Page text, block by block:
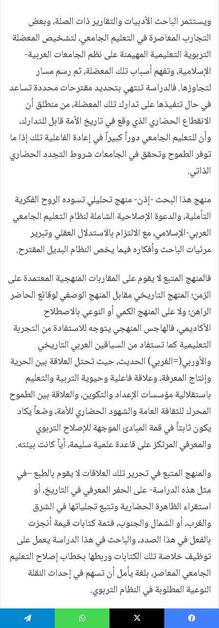
ويستثمر الباحث الأدبيات والتقارير ذات الصلة، وبعض
التجارب المعاصرة في التعليم الجامعي، لتشخيص المعضلة
التربوية التعليمية المهيمنة على نظم الجامعات العربية-
الإسلامية، وتفهم أسباب تلك المعضلة، ثم رسم مسار
لتجاوزها. فالدراسة تنتهي بتحديد مقترحات محددة تساعد
في حال تنفيذها على تدارك تلك المعضلة، من منطلق أن
الانقطاع الحضاري الذي وقع في تاريخ الأمة قابل للتدارك،
وأن للتعليم الجامعي دوراً كبيراً في إعادة الفاعلية تلك إذا ما
توفر الطموح وتحقق في الجامعات شروط التجدد الحضاري
الذاتي.
منهج هذا البحث -إذن- منهج تحليلي تسوده الروح الفكرية
التأملية، والدعوة الإصلاحية الشاملة لنظام التعليم الجامعي
العربي-الإسلامي، مع الالتزام بالاستدلال العقلي وتبرير
مرئيات الباحث وأفكاره فيما يخص النظام البديل المقترح.
فالمنهج المتبع لا يقوم على المقاربات المنهجية المعتمدة على
الزمن؛ المنهج التاريخي مقابل المنهج الوصفي لوقائع الحاضر
الراهن؛ ولا على المنهج الكمي أو النوعي بالاصطلاح
الأكاديمي، فالهاجس المنهجي يتوجه للاستفادة من التجربة
التعليمية كما تستفاد من السياقين العربي التاريخي
والأوربي(=الغربي) الحديث، حيث تحتل العلاقة بين الحرية
وإنتاج المعرفة، وعلاقة فاعلية وحيوية التربية والتعليم
باستقلالية مؤسسات الإعداد والتكوين، والعلاقة بين الطموح
المحرك للثقافة العامة والشهود الحضاري للأمة، وضعاً يكاد
يكون ثابتاً في قمة المبادئ الموجهة للإصلاح التربوي
والمعرفي المرتكز على قاعدة علمية سليمة، أياً كانت بيئته.
والمنهج المتبع في تحرير تلك العلاقات لا يقوم بالطبع –في
مثل هذه الدراسة- على الحفر المعرفي في التاريخ، أو
استقراء الظاهرة الحضارية وتتبع تجلياتها في الشرق
والغرب، أو الشمال والجنوب، فثمة كتابات قيمة أنجزت
بالفعل في هذا الصدد، والباحث في هذا الدراسة يعمل على
توظيف خلاصة تلك الكتابات وربطها بخطاب إصلاح التعليم
الجامعي المعاصر، بلغة يأمل أن تسهم في إحداث النقلة
النوعية المطلوبة في النظام التربوي.
الأدبيات السابقة: